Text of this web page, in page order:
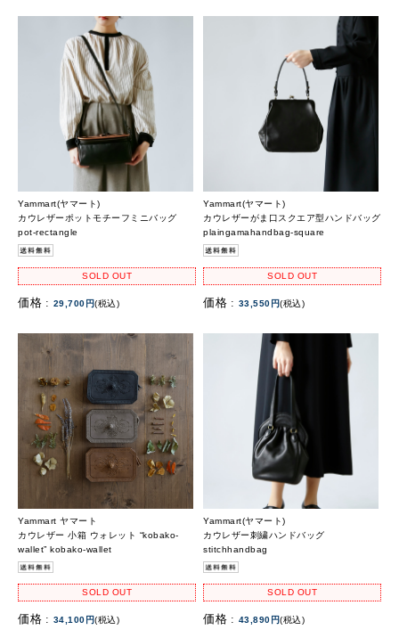
Yammart(ヤマート)
カウレザーポットモチーフミニバッグ
pot-rectangle
SOLD OUT
価格 : 29,700円(税込)
Yammart(ヤマート)
カウレザーがま口スクエア型ハンドバッグ
plaingamahandbag-square
SOLD OUT
価格 : 33,550円(税込)
Yammart ヤマート
カウレザー 小箱 ウォレット “kobako-
wallet” kobako-wallet
SOLD OUT
価格 : 34,100円(税込)
Yammart(ヤマート)
カウレザー刺繍ハンドバッグ
stitchhandbag
SOLD OUT
価格 : 43,890円(税込)